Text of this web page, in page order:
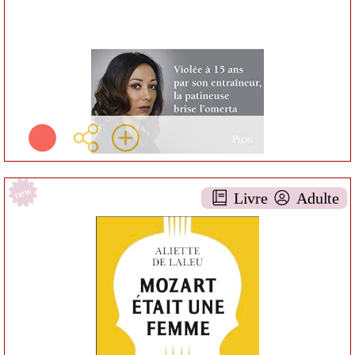
Livre Adulte
new
Mozart était une femme
DOCUMENTAIRE AA-
7ARTS
Aliette de LALEU
Champs ( Paris - 2024 )
Informations:
Résumé: